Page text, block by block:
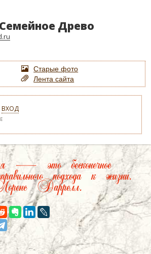
Древо
Старые фото
Лента сайта
ВХОД
— это бесконечное
подхода к жизни.
Даррелл.